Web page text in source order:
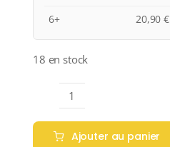
6+
20,90€
18 en stock
quantité
de
Tenuta
Ajouter au panier